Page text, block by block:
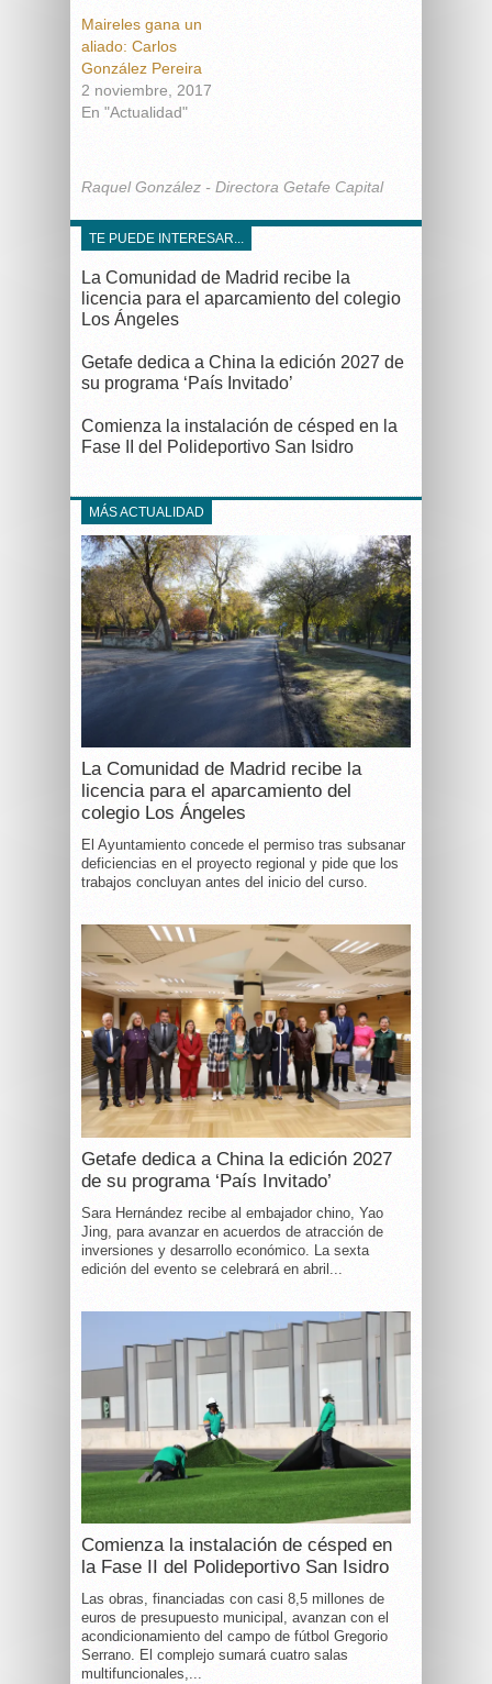
Maireles gana un
aliado: Carlos
González Pereira
2 noviembre, 2017
En "Actualidad"
Raquel González - Directora Getafe Capital
TE PUEDE INTERESAR...
La Comunidad de Madrid recibe la
licencia para el aparcamiento del colegio
Los Ángeles
Getafe dedica a China la edición 2027 de
su programa ‘País Invitado’
Comienza la instalación de césped en la
Fase II del Polideportivo San Isidro
MÁS ACTUALIDAD
La Comunidad de Madrid recibe la
licencia para el aparcamiento del
colegio Los Ángeles
El Ayuntamiento concede el permiso tras subsanar
deficiencias en el proyecto regional y pide que los
trabajos concluyan antes del inicio del curso.
Getafe dedica a China la edición 2027
de su programa ‘País Invitado’
Sara Hernández recibe al embajador chino, Yao
Jing, para avanzar en acuerdos de atracción de
inversiones y desarrollo económico. La sexta
edición del evento se celebrará en abril...
Comienza la instalación de césped en
la Fase II del Polideportivo San Isidro
Las obras, financiadas con casi 8,5 millones de
euros de presupuesto municipal, avanzan con el
acondicionamiento del campo de fútbol Gregorio
Serrano. El complejo sumará cuatro salas
multifuncionales,...